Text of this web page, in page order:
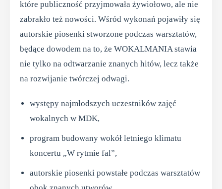
które publiczność przyjmowała żywiołowo, ale nie
zabrakło też nowości. Wśród wykonań pojawiły się
autorskie piosenki stworzone podczas warsztatów,
będące dowodem na to, że WOKALMANIA stawia
nie tylko na odtwarzanie znanych hitów, lecz także
na rozwijanie twórczej odwagi.
występy najmłodszych uczestników zajęć
wokalnych w MDK,
program budowany wokół letniego klimatu
koncertu „W rytmie fal”,
autorskie piosenki powstałe podczas warsztatów